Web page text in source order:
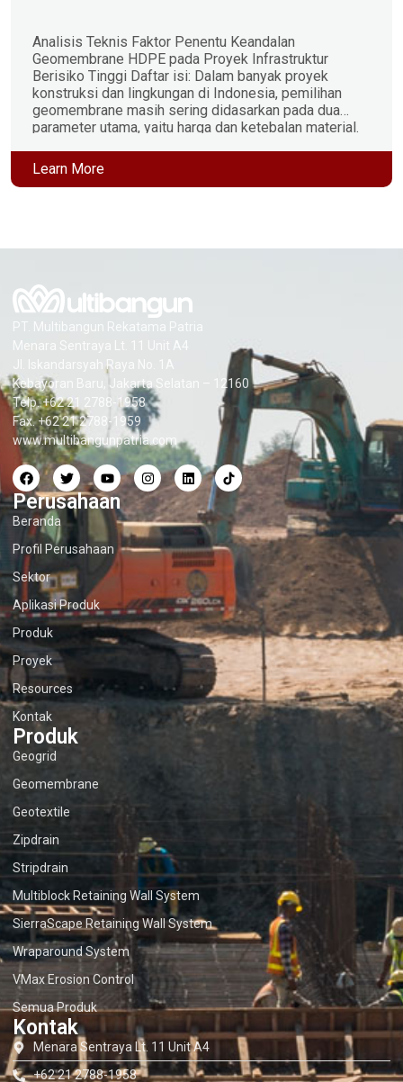
Analisis Teknis Faktor Penentu Keandalan
Geomembrane HDPE pada Proyek Infrastruktur
Berisiko Tinggi Daftar isi: Dalam banyak proyek
konstruksi dan lingkungan di Indonesia, pemilihan
geomembrane masih sering didasarkan pada dua
parameter utama, yaitu harga dan ketebalan material.
mencerminkan kualitas maupun umur layan
geomembrane. Dua produk dengan ketebalan yang
Learn More
PT. Multibangun Rekatama Patria
Menara Sentraya Lt. 11 Unit A4
Jl. Iskandarsyah Raya No. 1A
Kebayoran Baru, Jakarta Selatan – 12160
Telp. +62 21 2788-1958
Fax. +62 21 2788-1959
www.multibangunpatria.com
Perusahaan
Beranda
Profil Perusahaan
Sektor
Aplikasi Produk
Produk
Proyek
Resources
Kontak
Produk
Geogrid
Geomembrane
Geotextile
Zipdrain
Stripdrain
Multiblock Retaining Wall System
SierraScape Retaining Wall System
Wraparound System
VMax Erosion Control
Semua Produk
Kontak
Menara Sentraya Lt. 11 Unit A4
+62 21 2788-1958